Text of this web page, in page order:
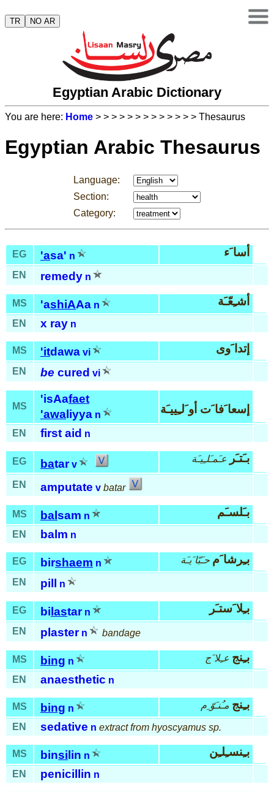
TR NO AR
Egyptian Arabic Dictionary
You are here: Home > > > > > > > > > > > > > Thesaurus
Egyptian Arabic Thesaurus
Language:
Section:
Category:
EG 'asa' n أسا َء
EN remedy n
MS 'ashiAAa n أشـِعّـَة
EN x ray n
MS 'itdawa vi إتدا َوى
EN be cured vi
MS
'isAafaet
'awa liyya n إسعا َفا َت أو َلـِييـَة
EN first aid n
EG batar v بـَتـَر عـَمـَلـِيـَة
EN amputate v batar
MS bal sam n بـَلسـَم
EN balm n
EG birshaem n بـِرشا َم حـَبّا َيـَة
EN pill n
EG bi lastar n بـِلا َستـَر
EN plaster n bandage
MS bing n بـِنج عـِلا َج
EN anaesthetic n
MS bing n بـِنج مـُنـَوّ ِم
EN sedative n extract from hyoscyamus sp.
MS binsi lin n بـِنسـِلـِن
EN penicillin n